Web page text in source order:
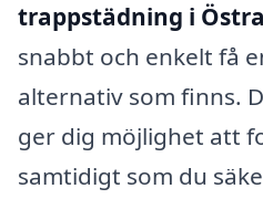
trappstädning i
snabbt och enkelt få
alternativ som finns.
ger dig möjlighet att
samtidigt som du